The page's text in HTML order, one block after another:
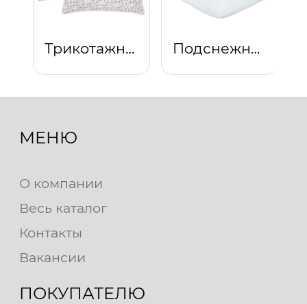
Трикотажная наволочка на молнии Эспрессо светлый Подснежник
МЕНЮ
О компании
Весь каталог
Контакты
Вакансии
ПОКУПАТЕЛЮ